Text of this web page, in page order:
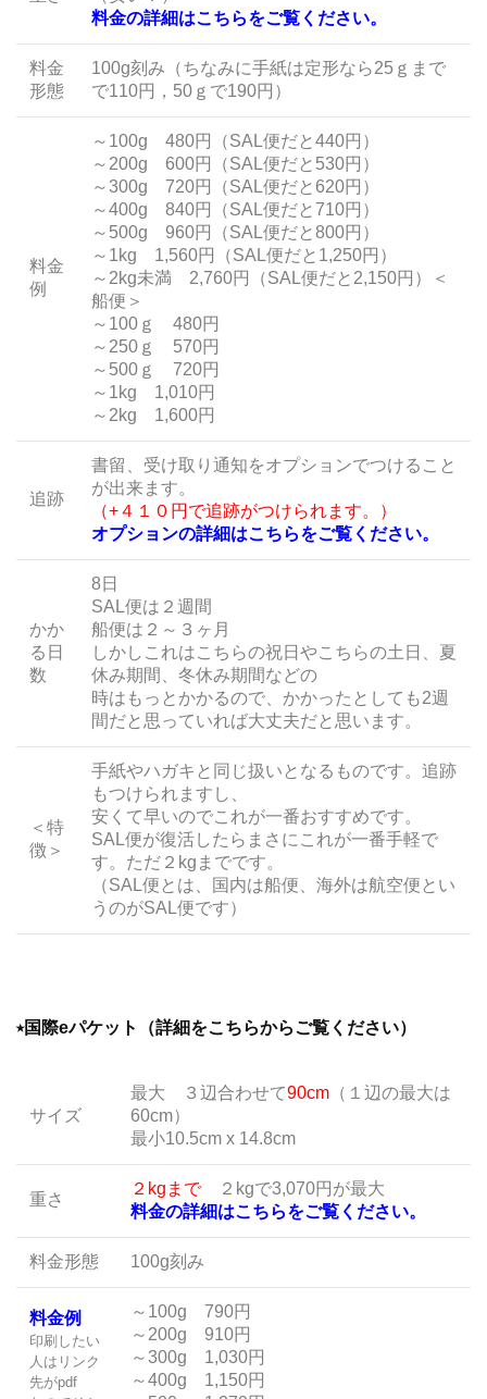
料金の詳細はこちらをご覧ください。
料金
形態
100g刻み（ちなみに手紙は定形なら25ｇまで
で110円，50ｇで190円）
料金
例
～100g 480円（SAL便だと440円）
～200g 600円（SAL便だと530円）
～300g 720円（SAL便だと620円）
～400g 840円（SAL便だと710円）
～500g 960円（SAL便だと800円）
～1kg 1,560円（SAL便だと1,250円）
～2kg未満 2,760円（SAL便だと2,150円）＜
船便＞
～100ｇ 480円
～250ｇ 570円
～500ｇ 720円
～1kg 1,010円
～2kg 1,600円
追跡
書留、受け取り通知をオプションでつけること
が出来ます。
（+４１０円で追跡がつけられます。）
オプションの詳細はこちらをご覧ください。
かか
る日
数
8日
SAL便は２週間
船便は２～３ヶ月
しかしこれはこちらの祝日やこちらの土日、夏
休み期間、冬休み期間などの
時はもっとかかるので、かかったとしても2週
間だと思っていれば大丈夫だと思います。
＜特
徴＞
手紙やハガキと同じ扱いとなるものです。追跡
もつけられますし、
安くて早いのでこれが一番おすすめです。
SAL便が復活したらまさにこれが一番手軽で
す。ただ２kgまでです。
（SAL便とは、国内は船便、海外は航空便とい
うのがSAL便です）
⭑国際eパケット（詳細をこちらからご覧ください）
サイズ
最大 ３辺合わせて90cm （１辺の最大は
60cm）
最小10.5cm x 14.8cm
重さ
２kgまで２kgで3,070円が最大
料金の詳細はこちらをご覧ください。
料金形態 100g刻み
料金例
印刷したい
人はリンク
先がpdf
～100g 790円
～200g 910円
～300g 1,030円
～400g 1,150円